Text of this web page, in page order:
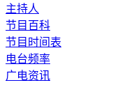
主持人
节目百科
节目时间表
电台频率
广电资讯